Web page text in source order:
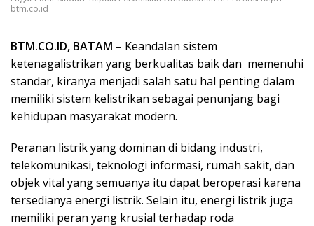
btm.co.id
BTM.CO.ID, BATAM – Keandalan sistem
ketenagalistrikan yang berkualitas baik dan memenuhi
standar, kiranya menjadi salah satu hal penting dalam
memiliki sistem kelistrikan sebagai penunjang bagi
kehidupan masyarakat modern.
Peranan listrik yang dominan di bidang industri,
telekomunikasi, teknologi informasi, rumah sakit, dan
objek vital yang semuanya itu dapat beroperasi karena
tersedianya energi listrik. Selain itu, energi listrik juga
memiliki peran yang krusial terhadap roda